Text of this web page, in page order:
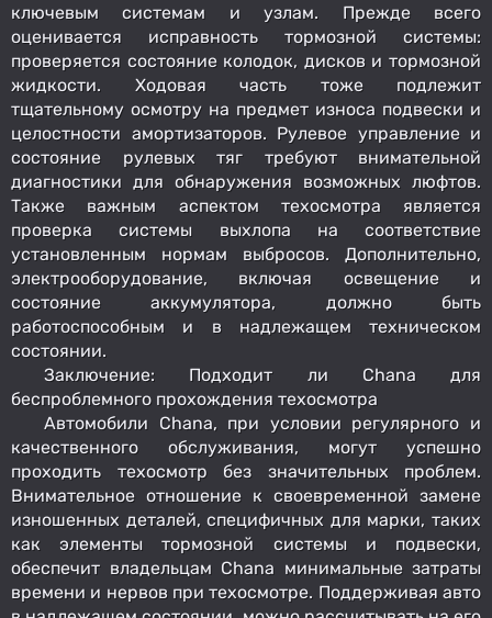
ключевым системам и узлам. Прежде всего
оценивается исправность тормозной системы:
проверяется состояние колодок, дисков и тормозной
жидкости. Ходовая часть тоже подлежит
тщательному осмотру на предмет износа подвески и
целостности амортизаторов. Рулевое управление и
состояние рулевых тяг требуют внимательной
диагностики для обнаружения возможных люфтов.
Также важным аспектом техосмотра является
проверка системы выхлопа на соответствие
установленным нормам выбросов. Дополнительно,
электрооборудование, включая освещение и
состояние аккумулятора, должно быть
работоспособным и в надлежащем техническом
состоянии.
Заключение: Подходит ли Chana для
беспроблемного прохождения техосмотра
Автомобили Chana, при условии регулярного и
качественного обслуживания, могут успешно
проходить техосмотр без значительных проблем.
Внимательное отношение к своевременной замене
изношенных деталей, специфичных для марки, таких
как элементы тормозной системы и подвески,
обеспечит владельцам Chana минимальные затраты
времени и нервов при техосмотре. Поддерживая авто